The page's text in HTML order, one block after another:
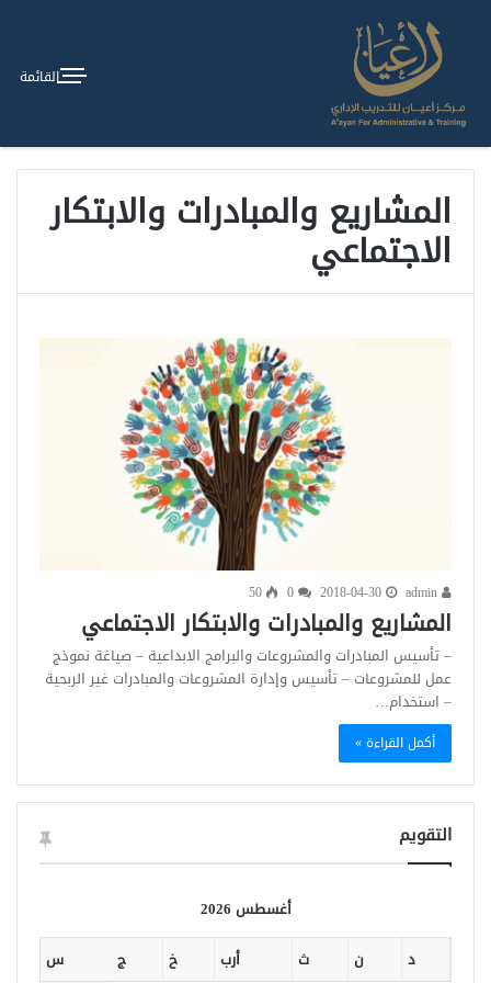
القائمة
المشاريع والمبادرات والابتكار
الاجتماعي
2018-04-30
50
المشاريع والمبادرات والابتكار الاجتماعي
– تأسيس المبادرات والمشروعات والبرامج الابداعية – صياغة نموذج
عمل للمشروعات – تأسيس وإدارة المشروعات والمبادرات غير الربحية
– استخدام…
أكمل القراءة »
التقويم
أغسطس 2026
د
ن ث أرب خ ج س